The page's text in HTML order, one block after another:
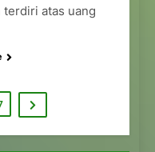
atas uang